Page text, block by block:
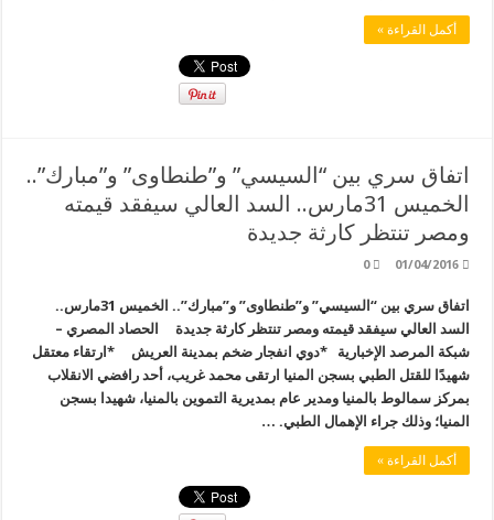
أكمل القراءة »
اتفاق سري بين “السيسي” و”طنطاوى” و”مبارك”..
الخميس 31مارس.. السد العالي سيفقد قيمته
ومصر تنتظر كارثة جديدة
01/04/2016
0
اتفاق سري بين “السيسي” و”طنطاوى” و”مبارك”.. الخميس 31مارس..
السد العالي سيفقد قيمته ومصر تنتظر كارثة جديدة الحصاد المصري –
شبكة المرصد الإخبارية *دوي انفجار ضخم بمدينة العريش *ارتقاء معتقل
شهيدًا للقتل الطبي بسجن المنيا ارتقى محمد غريب، أحد رافضي الانقلاب
بمركز سمالوط بالمنيا ومدير عام بمديرية التموين بالمنيا، شهيدا بسجن
المنيا؛ وذلك جراء الإهمال الطبي. …
أكمل القراءة »